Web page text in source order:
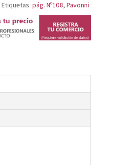
Etiquetas: pág. Nº108, Pavonni